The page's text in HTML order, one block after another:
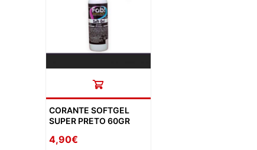
CORANTE SOFTGEL
SUPER PRETO 60GR
4,90€